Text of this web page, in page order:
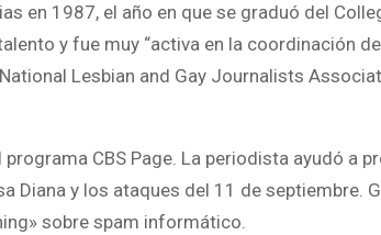
en 1987, el año en que se graduó del
y fue muy “activa en la coordinación
Lesbian and Gay Journalists
CBS Page. La periodista ayudó a
Diana y los ataques del 11 de septiembre.
sobre spam informático.